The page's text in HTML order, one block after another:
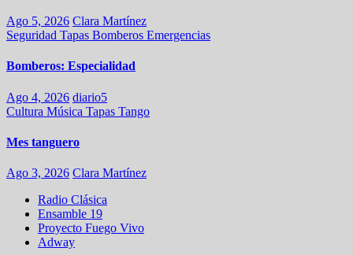
Ago 5, 2026 Clara Martínez
Seguridad Tapas Bomberos Emergencias
Bomberos: Especialidad
Ago 4, 2026 diario5
Cultura Música Tapas Tango
Mes tanguero
Ago 3, 2026 Clara Martínez
Radio Clásica
Ensamble 19
Proyecto Fuego Vivo
Adway